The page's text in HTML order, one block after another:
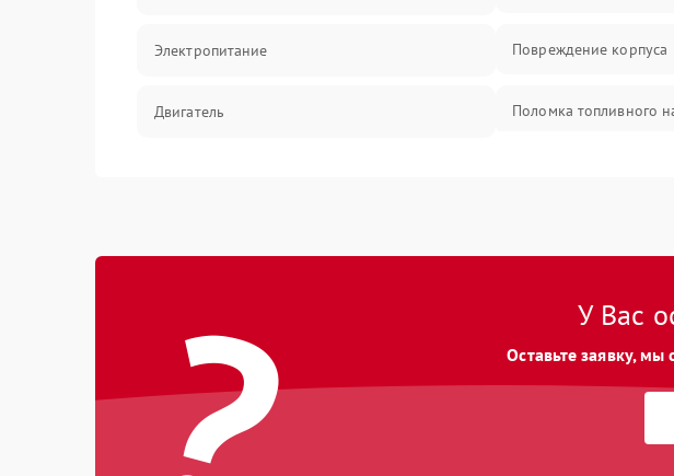
Электропитание
Двигатель
Повреждение корпуса
Поломка топливного
Неисправность
У Вас
Оставьте заявку,